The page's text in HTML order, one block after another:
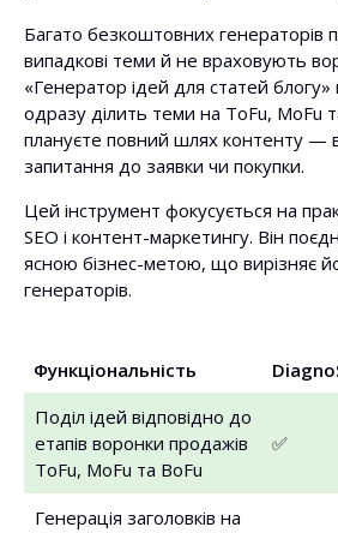
Багато безкоштовних генераторів
випадкові теми й не враховують
«Генератор ідей для статей блогу»
одразу ділить теми на ToFu, MoFu
плануєте повний шлях контенту —
запитання до заявки чи покупки.
Цей інструмент фокусується на
SEO і контент-маркетингу. Він
ясною бізнес-метою, що вирізняє
генераторів.
Функціональність
Поділ ідей відповідно до
етапів воронки продажів
ToFu, MoFu та BoFu
✅
Генерація заголовків на